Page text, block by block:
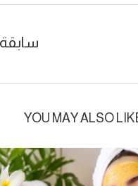
YOU MAY ALSO